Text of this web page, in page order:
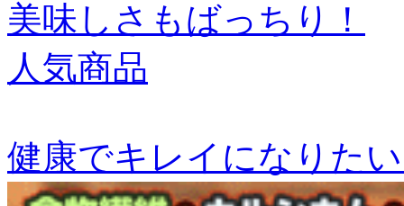
美味しさもばっちり！
人気商品
健康でキレイになりた